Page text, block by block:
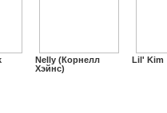
Nelly (Корнелл
Хэйнс)
Lil' Kim